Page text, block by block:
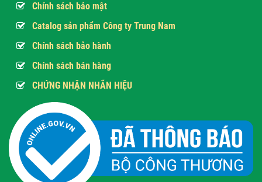
Chính sách bảo mật
Catalog sản phẩm Công ty Trung Nam
Chính sách bảo hành
Chính sách bán hàng
CHỨNG NHẬN NHÃN HIỆU